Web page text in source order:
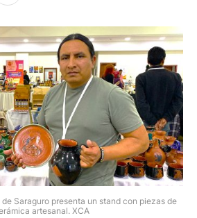
Saraguro presenta un stand con piezas de
artesanal. XCA